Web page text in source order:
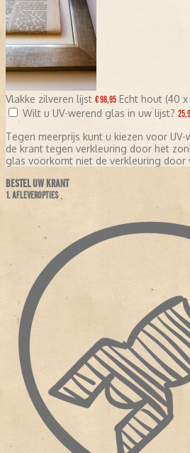
Vlakke zilveren lijst € 98,95 Echt hout (40
Wilt u UV-werend glas in uw lijst?
Tegen meerprijs kunt u kiezen voor
de krant tegen verkleuring door het
glas voorkomt niet de verkleuring door
BESTEL UW KRANT
1. AFLEVEROPTIES